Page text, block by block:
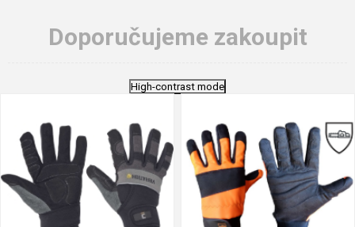
Doporučujeme zakoupit
High-contrast mode